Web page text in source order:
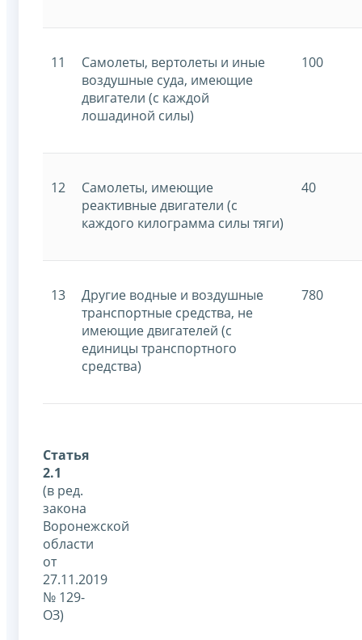
11
Самолеты, вертолеты и иные
воздушные суда, имеющие
двигатели (с каждой
лошадиной силы)
100
12
Самолеты, имеющие
реактивные двигатели (с
каждого килограмма силы тяги)
40
13
Другие водные и воздушные
транспортные средства, не
имеющие двигателей (с
единицы транспортного
средства)
780
Статья
2.1
(в ред.
закона
Воронежской
области
от
27.11.2019
№ 129-
ОЗ)